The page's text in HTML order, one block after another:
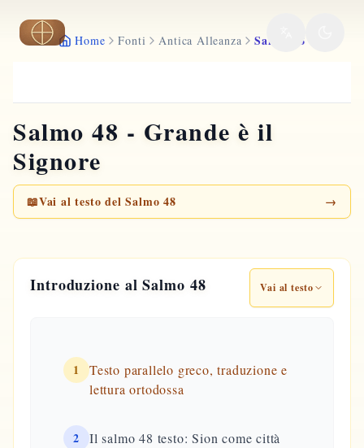
Vai al contenuto principale
Home Fonti Antica Alleanza Salmo 48
Salmo 48 - Grande è il
Signore
📖Vai al testo del Salmo 48 →
Introduzione al Salmo 48 Vai al testo
1
Testo parallelo greco, traduzione e
lettura ortodossa
2
Il salmo 48 testo: Sion come città